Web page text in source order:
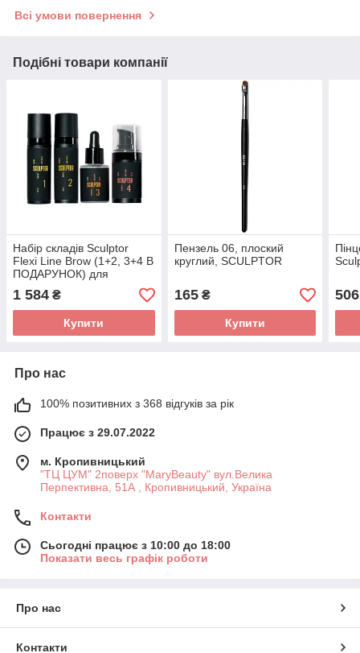
Всі умови повернення
Подібні товари компанії
Набір складів Sculptor
Flexi Line Brow (1+2, 3+4 В
ПОДАРУНОК) для
ламінування БРІВ у тубах
(15*1,5 мл)
1 584 ₴
Купити
Пензель 06, плоский
круглий, SCULPTOR
165₴
Купити
506
Про нас
100% позитивних з 368 відгуків за рік
Працює з 29.07.2022
м. Кропивницький
"ТЦ ЦУМ" 2поверх "MaryBeauty" вул.Велика
Перпективна, 51А , Кропивницький, Україна
Контакти
Сьогодні працює з 10:00 до 18:00
Показати весь графік роботи
Про нас
Контакти